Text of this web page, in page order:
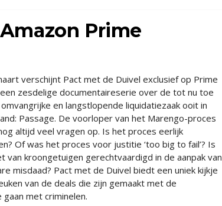
Prime
verschijnt Pact met de Duivel exclusief op Prime
zesdelige documentaireserie over de tot nu toe
en langstlopende liquidatiezaak ooit in
Passage. De voorloper van het Marengo-proces
altijd veel vragen op. Is het proces eerlijk
Of was het proces voor justitie ‘too big to fail’? Is
van kroongetuigen gerechtvaardigd in de aanpak van
misdaad? Pact met de Duivel biedt een uniek kijkje
van de deals die zijn gemaakt met de
met criminelen.